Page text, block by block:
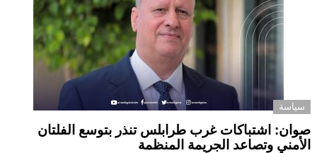
سياسة
صوان: اشتباكات غرب طرابلس تنذر بتوسع الفلتان
الأمني وتصاعد الجريمة المنظمة